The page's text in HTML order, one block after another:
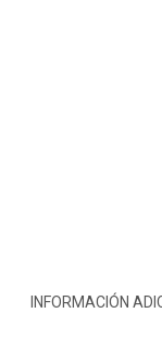
INFORMACIÓN